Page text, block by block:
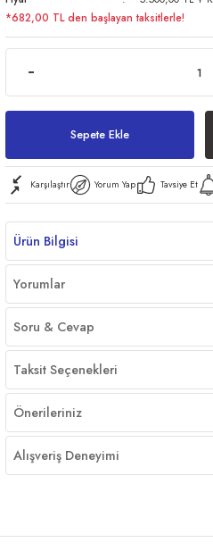
*682,00 TL den başlayan taksitlerle!
Sepete Ekle
Karşılaştır Yorum Yap Tavsiye Et
Ürün Bilgisi
Yorumlar
Soru & Cevap
Taksit Seçenekleri
Önerileriniz
Alışveriş Deneyimi